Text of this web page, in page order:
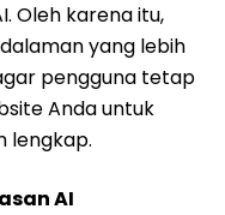
Oleh karena itu,
yang lebih
pengguna tetap
Anda untuk
lengkap.
AI